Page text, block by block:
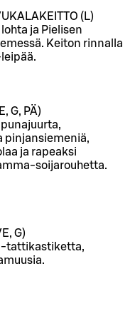
(L)
ja Pielisen
Keiton rinnalla
G, PÄ)
pinjansiemeniä,
ja rapeaksi
soijarouhetta.
G)
tattikastiketta,